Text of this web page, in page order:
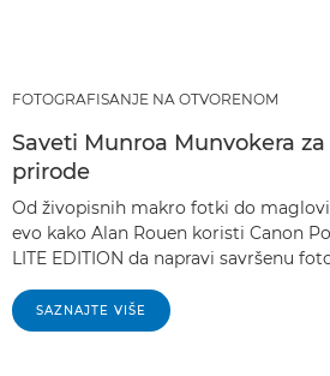
FOTOGRAFISANJE NA OTVORENOM
Saveti Munroa Munvokera
prirode
Od živopisnih makro fotki do
evo kako Alan Rouen koristi Canon
LITE EDITION da napravi savršenu
SAZNAJTE VIŠE